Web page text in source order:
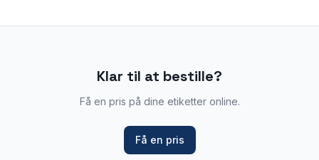
Klar til at bestille?
Få en pris på dine etiketter online.
Få en pris